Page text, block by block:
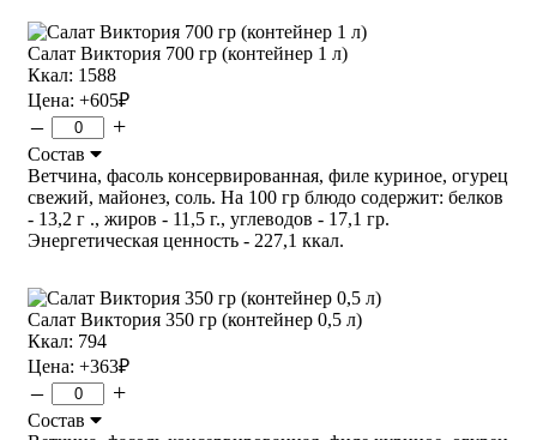
Салат Виктория 700 гр (контейнер 1 л)
Ккал: 1588
Цена: +605₽
– +
Состав
Ветчина, фасоль консервированная, филе куриное, огурец
свежий, майонез, соль. На 100 гр блюдо содержит: белков
- 13,2 г ., жиров - 11,5 г., углеводов - 17,1 гр.
Энергетическая ценность - 227,1 ккал.
Салат Виктория 350 гр (контейнер 0,5 л)
Ккал: 794
Цена: +363₽
– +
Состав